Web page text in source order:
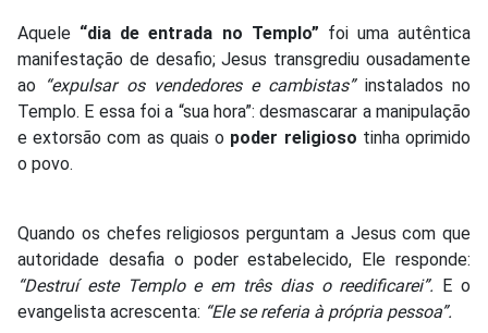
Aquele “dia de entrada no Templo” foi uma autêntica
manifestação de desafio; Jesus transgrediu ousadamente
ao
“expulsar os vendedores e cambistas”instalados no
Templo. E essa foi a “sua hora”: desmascarar a manipulação
e extorsão com as quais o poder religioso tinha oprimido
o povo.
Quando os chefes religiosos perguntam a Jesus com que
autoridade desafia o poder estabelecido, Ele responde:
“Destruí este Templo e em três dias o reedificarei”. E o
evangelista acrescenta: “Ele se referia à própria pessoa”.